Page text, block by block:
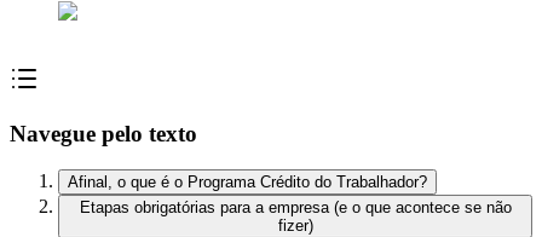
Navegue pelo texto
Afinal, o que é o Programa Crédito do Trabalhador?
Etapas obrigatórias para a empresa (e o que acontece se não
fizer)